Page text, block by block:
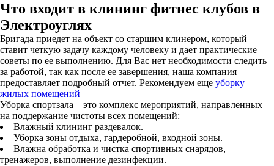
Что входит в клининг фитнес клубов в
Электроуглях
Бригада приедет на объект со старшим клинером, который
ставит четкую задачу каждому человеку и дает практические
советы по ее выполнению. Для Вас нет необходимости следить
за работой, так как после ее завершения, наша компания
предоставляет подробный отчет. Рекомендуем еще уборку
жилых помещений
Уборка спортзала – это комплекс мероприятий, направленных
на поддержание чистоты всех помещений:
Влажный клининг раздевалок.
Уборка зоны отдыха, гардеробной, входной зоны.
Влажна обработка и чистка спортивных снарядов,
тренажеров, выполнение дезинфекции.